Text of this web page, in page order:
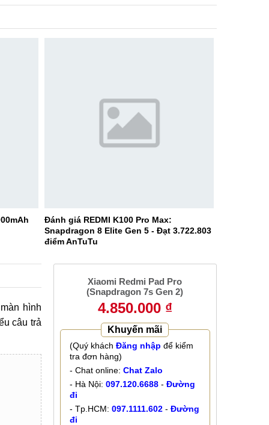
Đánh giá REDMI K100 Pro Max:
Snapdragon 8 Elite Gen 5 - Đạt 3.722.803
điểm AnTuTu
hình
câu trả
Xiaomi Redmi Pad Pro
(Snapdragon 7s Gen 2)
4.850.000 ₫
Khuyến mãi
(Quý khách Đăng nhập để kiểm
tra đơn hàng)
- Chat online: Chat Zalo
- Hà Nội: 097.120.6688- Đường
đi
- Tp.HCM: 097.1111.602- Đường
đi